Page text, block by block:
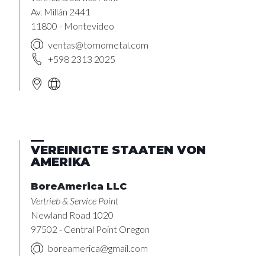
Av. Millán 2441
11800 - Montevideo
ventas@tornometal.com
+598 2313 2025
VEREINIGTE STAATEN VON
AMERIKA
BoreAmerica LLC
Vertrieb & Service Point
Newland Road 1020
97502 - Central Point Oregon
boreamerica@gmail.com